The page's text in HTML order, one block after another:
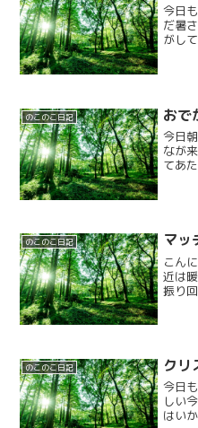
今日
だ暑
がし
のこのこ日記 おで
今日
なが
てあ
のこのこ日記 マッ
こん
近は
振り
のこのこ日記 クリ
今日
しい
はい